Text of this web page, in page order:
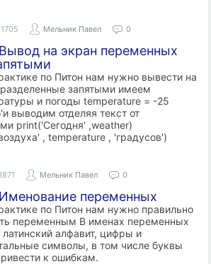
1705 Мельник Павел 0
на экран переменных
по Питон нам нужно вывести на
запятыми имеем
и погоды temperature = -25
выводим отделяя текст от
print('Сегодня' ,weather)
, temperature , 'градусов')
Мельник Павел 0
переменных
по Питон нам нужно правильно
переменным В именах переменных
латинский алфавит, цифры и
символы, в том числе буквы
к ошибкам.